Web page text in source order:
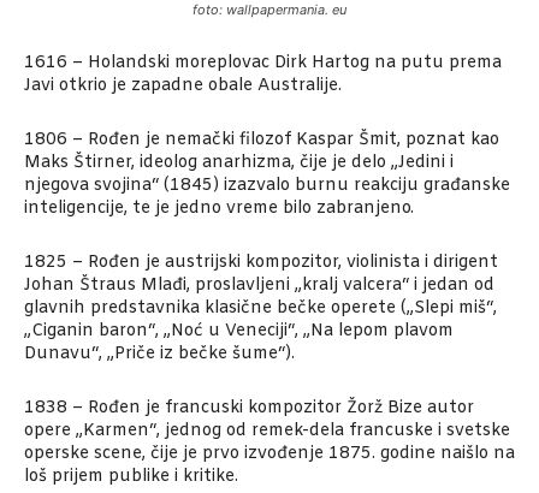
foto: wallpapermania. eu
1616 – Holandski moreplovac Dirk Hartog na putu prema
Javi otkrio je zapadne obale Australije.
1806 – Rođen je nemački filozof Kaspar Šmit, poznat kao
Maks Štirner, ideolog anarhizma, čije je delo „Jedini i
njegova svojina“ (1845) izazvalo burnu reakciju građanske
inteligencije, te je jedno vreme bilo zabranjeno.
1825 – Rođen je austrijski kompozitor, violinista i dirigent
Johan Štraus Mlađi, proslavljeni „kralj valcera“ i jedan od
glavnih predstavnika klasične bečke operete („Slepi miš“,
„Ciganin baron“, „Noć u Veneciji“, „Na lepom plavom
Dunavu“, „Priče iz bečke šume“).
1838 – Rođen je francuski kompozitor Žorž Bize autor
opere „Karmen“, jednog od remek-dela francuske i svetske
operske scene, čije je prvo izvođenje 1875. godine naišlo na
loš prijem publike i kritike.